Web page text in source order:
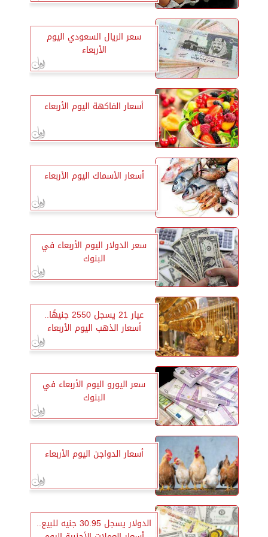
سعر الريال السعودي اليوم
الأربعاء
أسعار الفاكهة اليوم الأربعاء
أسعار الأسماك اليوم الأربعاء
سعر الدولار اليوم الأربعاء في
البنوك
عيار 21 يسجل 2550 جنيهًا..
أسعار الذهب اليوم الأربعاء
سعر اليورو اليوم الأربعاء في
البنوك
أسعار الدواجن اليوم الأربعاء
الدولار يسجل 30.95 جنيه للبيع..